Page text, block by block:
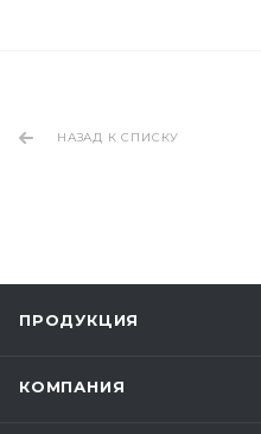
НАЗАД К СПИСКУ
ПРОДУКЦИЯ
КОМПАНИЯ